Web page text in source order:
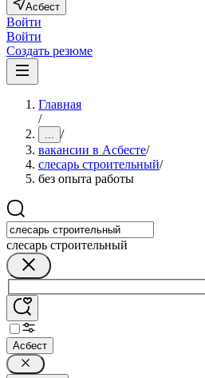
Асбест
Войти
Войти
Создать резюме
Главная
/
... /
вакансии в Асбесте/
слесарь строительный/
без опыта работы
слесарь строительный
Асбест